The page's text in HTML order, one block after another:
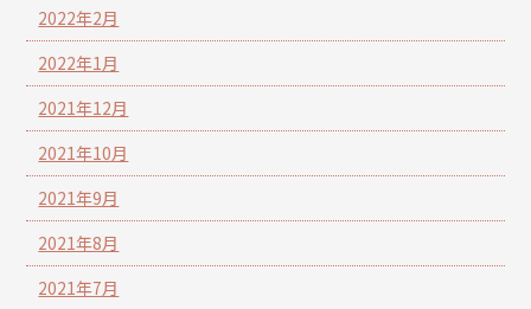
2022年2月
2022年1月
2021年12月
2021年10月
2021年9月
2021年8月
2021年7月